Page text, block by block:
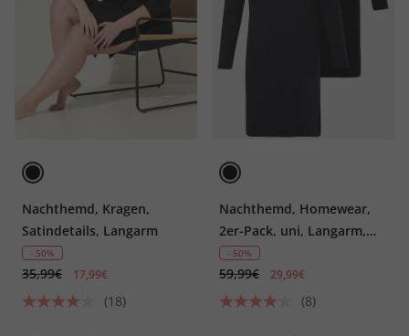
Nachthemd, Kragen,
Satindetails, Langarm
- 50%
35,99€ 17,99€
(18)
Nachthemd, Homewear,
2er-Pack, uni, Langarm,
bis Gr 8XL
- 50%
59,99€ 29,99€
(8)